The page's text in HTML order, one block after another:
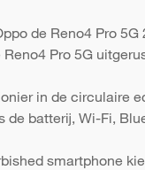
de Reno4 Pro
Pro 5G
in de circulaire
de batterij, Wi-Fi,
smartphone